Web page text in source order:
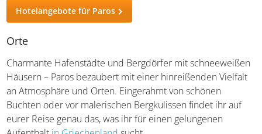
Hotelangebote für Paros
Orte
Charmante Hafenstädte und Bergdörfer mit
schneeweißen Häusern – Paros bezaubert mit einer
hinreißenden Vielfalt an Atmosphäre und Orten.
Eingerahmt von schönen Buchten oder vor malerischen
Bergkulissen findet ihr auf eurer Reise genau das, was ihr